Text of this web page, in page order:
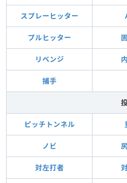
スプレーヒッター
プルヒッター
リベンジ
捕手
ピッチトンネル
ノビ
対左打者